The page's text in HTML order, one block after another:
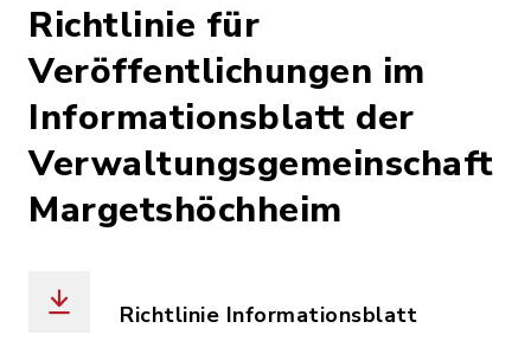
Richtlinie für
Veröffentlichungen im
Informationsblatt der
Verwaltungsgemeinschaft
Margetshöchheim
Richtlinie Informationsblatt